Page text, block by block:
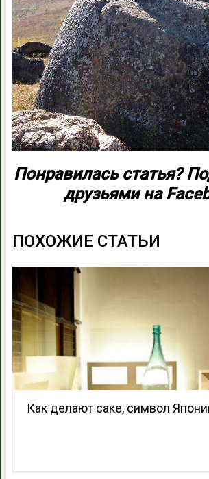
Понравилась статья?
друзьями на
ПОХОЖИЕ СТАТЬИ
Как делают саке, символ